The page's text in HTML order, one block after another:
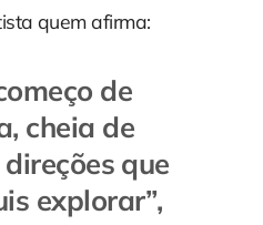
quem afirma:
de
cheia de
que
explorar”,